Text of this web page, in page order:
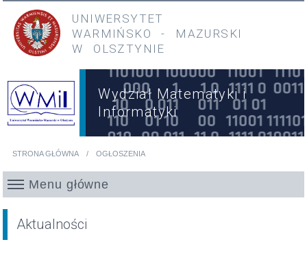
Przejdź do treści
Przejdź do menu głównego
UNIWERSYTET
WARMIŃSKO
- MAZURSKI
W OLSZTYNIE
Wydział Matematyki i
Informatyki
STRONA GŁÓWNA OGŁOSZENIA
Menu główne
Aktualności